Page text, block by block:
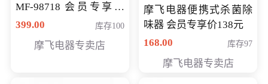
MF-98718 会员专享价
299元
399.00 库存100
摩飞电器专卖店
摩飞电器便携式杀菌除
味器 会员专享价138元
168.00
库存97
摩飞电器专卖店